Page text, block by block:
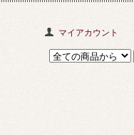
マイアカウント